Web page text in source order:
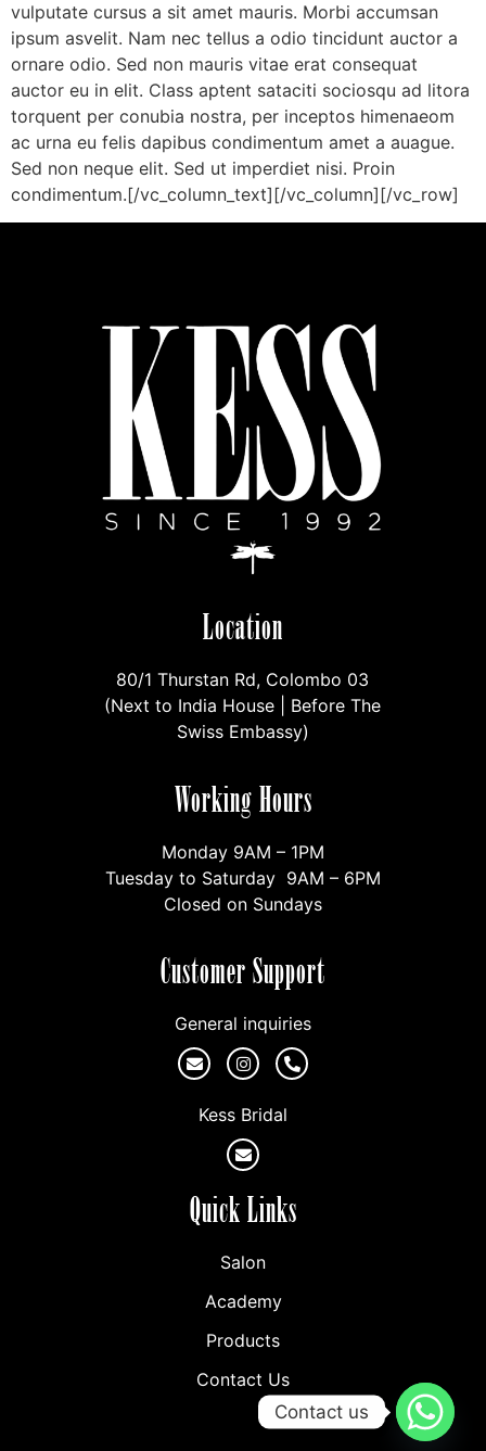
vulputate cursus a sit amet mauris. Morbi accumsan
ipsum asvelit. Nam nec tellus a odio tincidunt auctor a
ornare odio. Sed non mauris vitae erat consequat
auctor eu in elit. Class aptent sataciti sociosqu ad litora
torquent per conubia nostra, per inceptos himenaeom
ac urna eu felis dapibus condimentum amet a auague.
Sed non neque elit. Sed ut imperdiet nisi. Proin
condimentum.[/vc_column_text][/vc_column][/vc_row]
Location
80/1 Thurstan Rd, Colombo 03
(Next to India House | Before The
Swiss Embassy)
Working Hours
Monday 9AM – 1PM
Tuesday to Saturday 9AM – 6PM
Closed on Sundays
Customer Support
General inquiries
Kess Bridal
Quick Links
Salon
Academy
Products
Contact Us
Contact us